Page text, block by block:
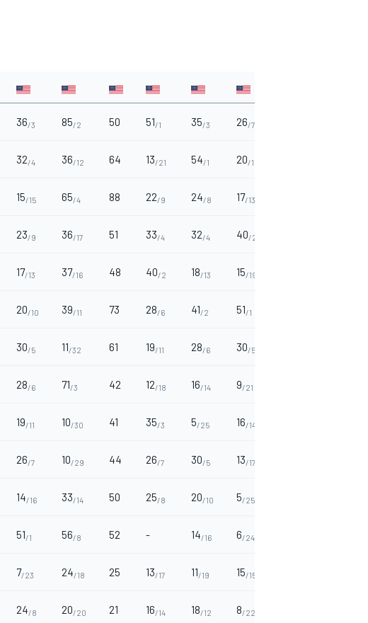
36/3 85/2 50 51/1 35/3 26/7
32/4 36/12 64 13/21 54/1 20/10
15/15 65/4 88 22/9 24/8 17/13
23/9 36/17 51 33/4 32/4 40/2
17/13 37/16 48 40/2 18/13 15/19
20/10 39/11 73 28/6 41/2 51/1
30/5 11/32 61 19/11 28/6 30/5
28/6 71/3 42 12/18 16/14 9/21
19/11 10/30 41 35/3 5/25 16/14
26/7 10/29 44 26/7 30/5 13/17
14/16 33/14 50 25/8 20/10 5/25
51/1 56/8 52 - 14/16 6/24
7/23 24/18 25 13/17 11/19 15/15
24/8 20/20 21 16/14 18/12 8/22